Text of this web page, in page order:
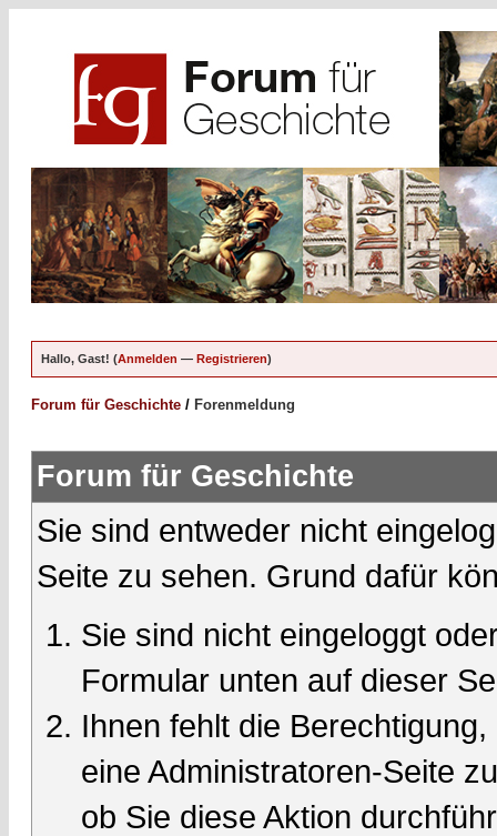
Hallo, Gast! (Anmelden — Registrieren)
Forum für Geschichte / Forenmeldung
Forum für Geschichte
Sie sind entweder nicht
Seite zu sehen. Grund dafür
Sie sind nicht eingeloggt
Formular unten auf dieser
Ihnen fehlt die
eine Administratoren-Seite
ob Sie diese Aktion